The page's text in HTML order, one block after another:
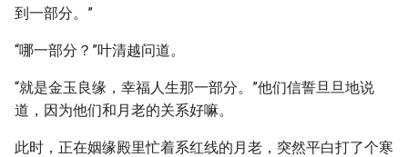
到一部分。”
“哪一部分？”叶清越问道。
“就是金玉良缘，幸福人生那一部分。”他们信誓旦旦地说
道，因为他们和月老的关系好嘛。
此时，正在姻缘殿里忙着系红线的月老，突然平白打了个寒